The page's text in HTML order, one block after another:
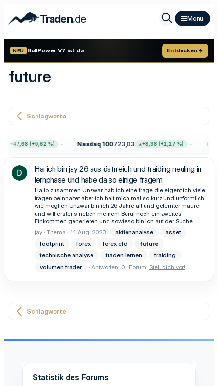
Traden.de
NEU BullPower V7 ist da Entdecken →
future
Schlagworte
+47,68 (+0,62 %) Nasdaq 100723,03 +8,38 (+1,17 %) Gold
Hai ich bin jay 26 aus östrreich und traiding neuling in
lernphase und habe da so einige fragem
Hallo zusammen Unzwar hab ich eine frage die eigentlich viele
fragen beinhaltet aber ich halt mich mal so kurz und unförmlich
wie möglich Unzwar bin ich 26 Jahre alt und gelernter maurer
und will erstens neben meinem Beruf noch ein zweites
Einkommen generieren und sowieso bin ich auf der Suche...
jay Thema 14 Aug. 2023 aktienanalyse
asset
footprint
forex forex cfd
future
technische analyse
traden lernen
traiding
volumen trader
Antworten: 0 Forum: Stell dich vor!
Schlagworte
Statistik des Forums